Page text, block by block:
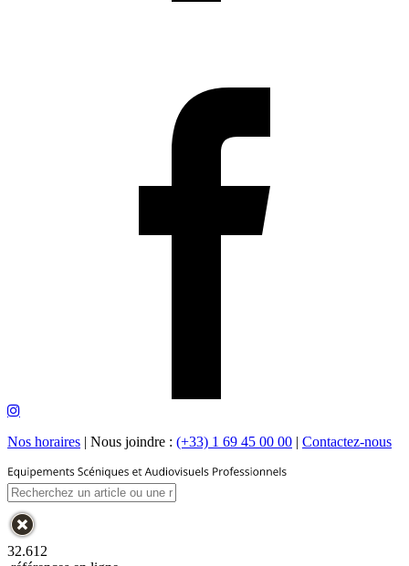
Nos horaires | Nous joindre : (+33) 1 69 45 00 00 | Contactez-nous
32.612